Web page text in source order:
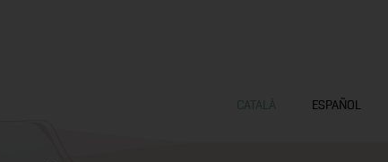
CATALÀ ESPAÑOL